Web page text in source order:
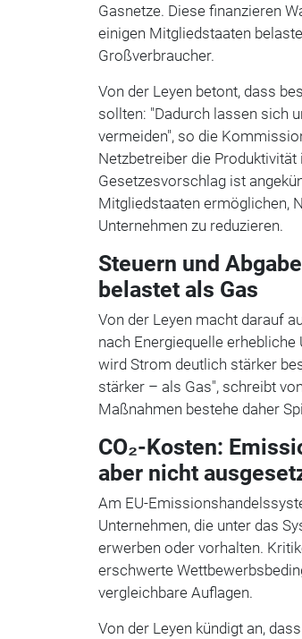
Gasnetze. Diese finanzieren
einigen Mitgliedstaaten
Großverbraucher.
Von der Leyen betont, dass
sollten: "Dadurch lassen sich
vermeiden", so die
Netzbetreiber die
Gesetzesvorschlag ist
Mitgliedstaaten ermöglichen,
Unternehmen zu reduzieren.
Steuern und
belastet als Gas
Von der Leyen macht darauf
nach Energiequelle
wird Strom deutlich stärker
stärker – als Gas", schreibt
Maßnahmen bestehe daher
CO₂-Kosten:
aber nicht
Am EU-
Unternehmen, die unter das
erwerben oder vorhalten.
erschwerte
vergleichbare Auflagen.
Von der Leyen kündigt an,